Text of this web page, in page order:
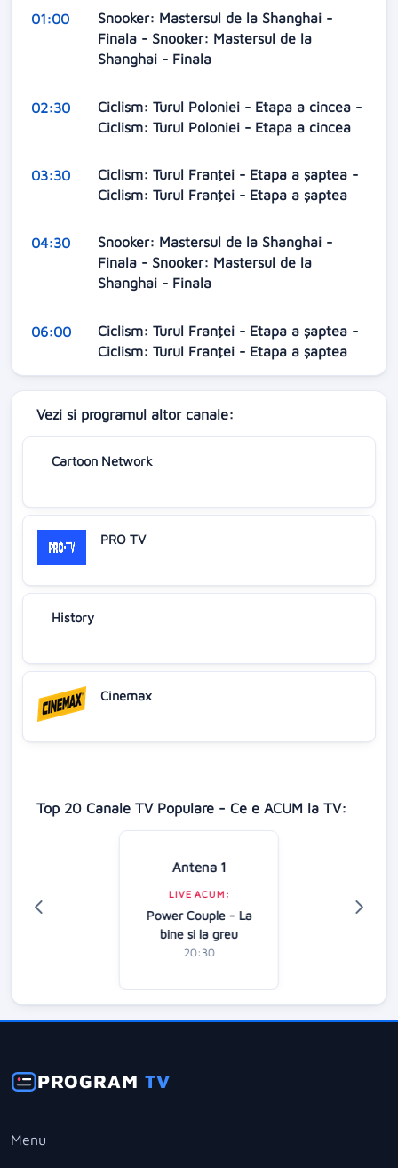
01:00
Snooker: Mastersul de la Shanghai -
Finala - Snooker: Mastersul de la
Shanghai - Finala
02:30
Ciclism: Turul Poloniei - Etapa a cincea -
Ciclism: Turul Poloniei - Etapa a cincea
03:30
Ciclism: Turul Franţei - Etapa a șaptea -
Ciclism: Turul Franţei - Etapa a șaptea
04:30
Snooker: Mastersul de la Shanghai -
Finala - Snooker: Mastersul de la
Shanghai - Finala
06:00
Ciclism: Turul Franţei - Etapa a șaptea -
Ciclism: Turul Franţei - Etapa a șaptea
Vezi si programul altor canale:
Cartoon Network
PRO TV
History
Cinemax
Top 20 Canale TV Populare - Ce e ACUM la TV:
Antena 1
LIVE ACUM:
Power Couple - La
bine si la greu
20:30
PROGRAMTV
Menu